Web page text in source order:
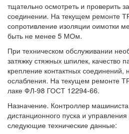
тщательно осмотреть и проверить
соединении. На текущем ремонте
сопротивление изоляции оимотки
быть не менее 5 МОм.
При техническом обслуживании
затяжку стяжных шпилек, качество
крепление контактных соединений,
ослабления. На текущем ремонте
лаке ФЛ-98 ГОСТ 12294-66.
Назначение. Контроллер
дистанционного пуска и
следующие технические данные: